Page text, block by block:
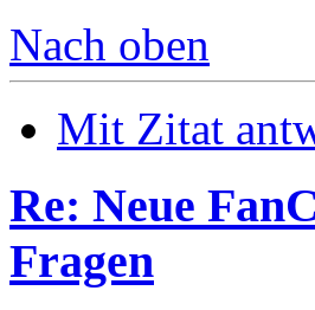
Nach oben
Mit Zitat
Re: Neue
Fragen